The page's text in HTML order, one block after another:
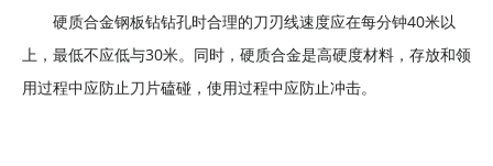
硬质合金钢板钻钻孔时合理的刀刃线速度应在每分钟40米以
上，最低不应低与30米。同时，硬质合金是高硬度材料，存放和领
用过程中应防止刀片磕碰，使用过程中应防止冲击。